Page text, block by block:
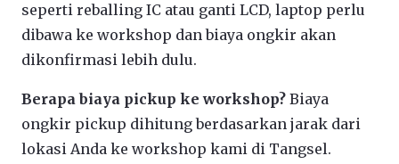
seperti reballing IC atau ganti LCD, laptop perlu
dibawa ke workshop dan biaya ongkir akan
dikonfirmasi lebih dulu.
Berapa biaya pickup ke workshop? Biaya
ongkir pickup dihitung berdasarkan jarak dari
lokasi Anda ke workshop kami di Tangsel.